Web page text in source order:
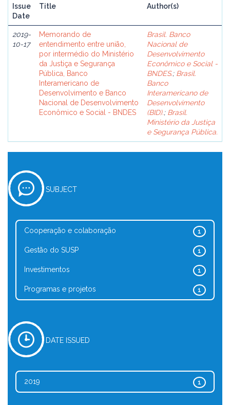
Issue
Date
Title Author(s)
2019-
10-17
Memorando de
entendimento entre união,
por intermédio do Ministério
da Justiça e Segurança
Pública, Banco
Interamericano de
Desenvolvimento e Banco
Nacional de Desenvolvimento
Econômico e Social - BNDES
Brasil. Banco
Nacional de
Desenvolvimento
Econômico e Social -
BNDES.; Brasil.
Banco
Interamericano de
Desenvolvimento
(BID).; Brasil.
Ministério da Justiça
e Segurança Pública.
SUBJECT
1
Cooperação e colaboração
1
Gestão do SUSP
1
Investimentos
1
Programas e projetos
DATE ISSUED
1
2019